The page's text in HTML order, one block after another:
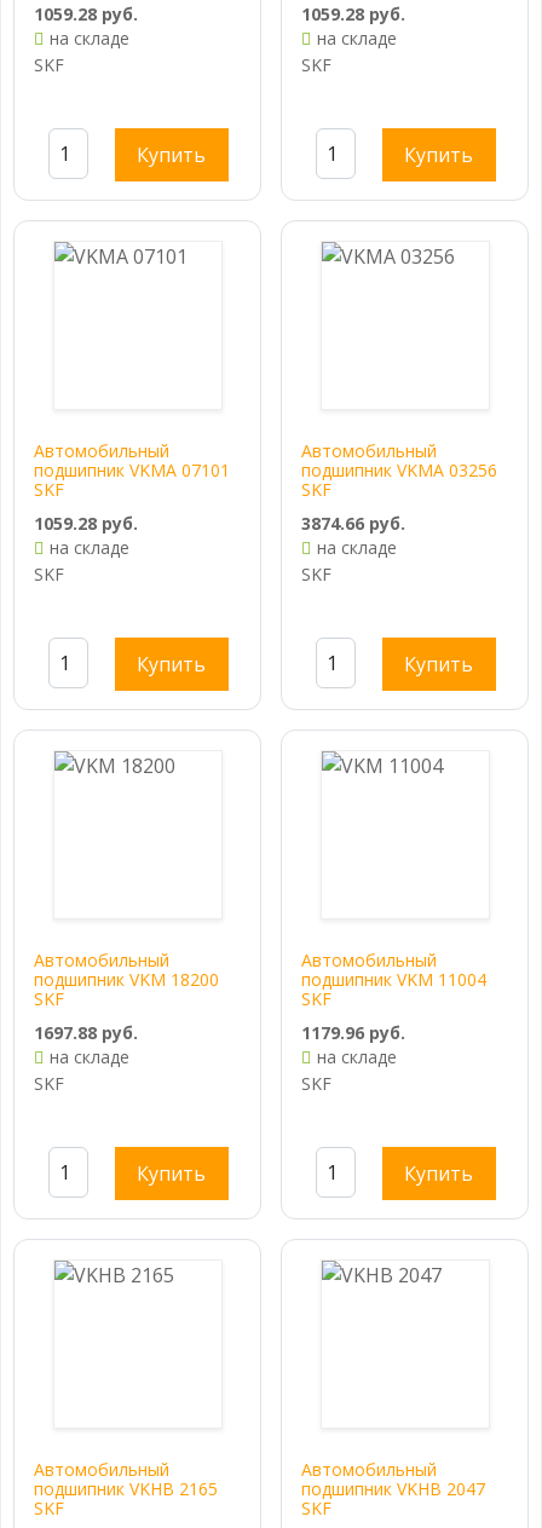
1059.28 руб.
на складе
SKF
Купить
1059.28 руб.
на складе
SKF
Купить
Автомобильный
подшипник VKMA 07101
SKF
1059.28 руб.
на складе
SKF
Купить
Автомобильный
подшипник VKMA 03256
SKF
3874.66 руб.
на складе
SKF
Купить
Автомобильный
подшипник VKM 18200
SKF
1697.88 руб.
на складе
SKF
Купить
Автомобильный
подшипник VKM 11004
SKF
1179.96 руб.
на складе
SKF
Купить
Автомобильный
подшипник VKHB 2165
SKF
Автомобильный
подшипник VKHB 2047
SKF